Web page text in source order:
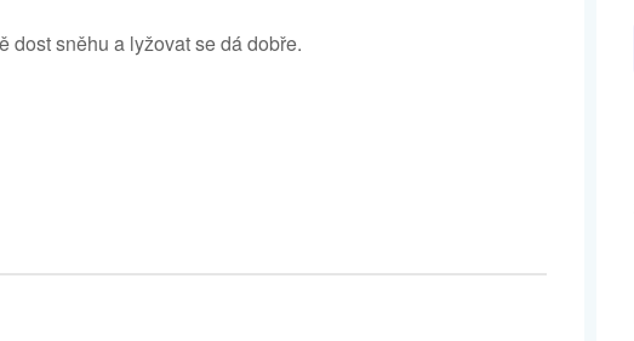
dost sněhu a lyžovat se dá dobře.